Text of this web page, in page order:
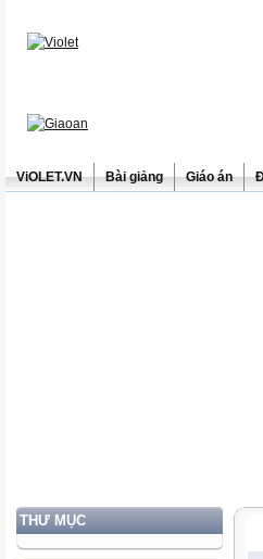
ViOLET.VN Bài giảng Giáo án
THƯ MỤC